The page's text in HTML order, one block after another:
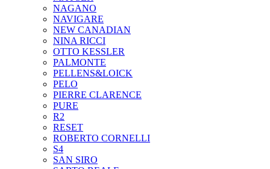
NAGANO
NAVIGARE
NEW CANADIAN
NINA RICCI
OTTO KESSLER
PALMONTE
PELLENS&LOICK
PELO
PIERRE CLARENCE
PURE
R2
RESET
ROBERTO CORNELLI
S4
SAN SIRO